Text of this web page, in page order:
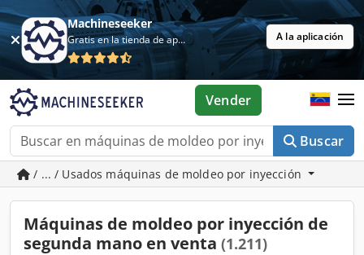
Machineseeker
Gratis en la tienda de aplicaciones A la aplicación
Buscar
Vender
/ ... / Usados máquinas de moldeo por inyección
Máquinas de moldeo por inyección de
segunda mano en venta (1.211)